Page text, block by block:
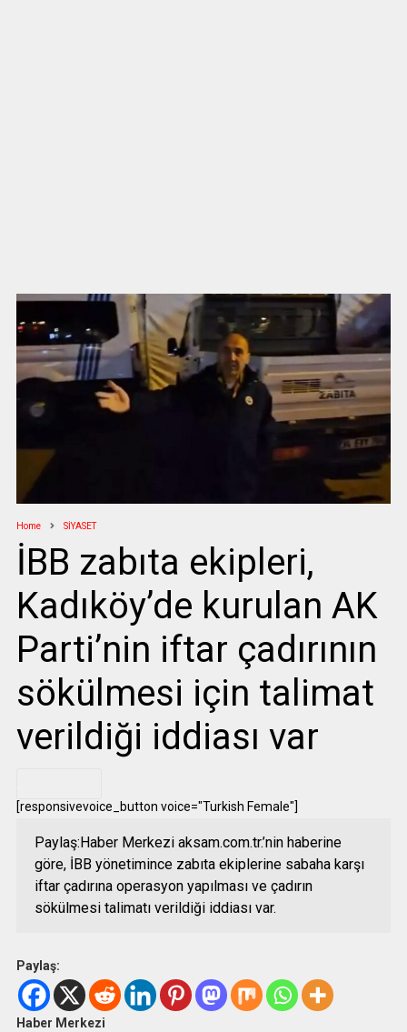
Home SİYASET
İBB zabıta ekipleri,
Kadıköy’de kurulan AK
Parti’nin iftar çadırının
sökülmesi için talimat
verildiği iddiası var
[responsivevoice_button voice="Turkish Female"]
Paylaş:Haber Merkezi aksam.com.tr.’nin haberine
göre, İBB yönetimince zabıta ekiplerine sabaha karşı
iftar çadırına operasyon yapılması ve çadırın
sökülmesi talimatı verildiği iddiası var.
Paylaş:
Haber Merkezi